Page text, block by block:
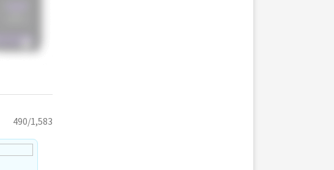
490/1,583